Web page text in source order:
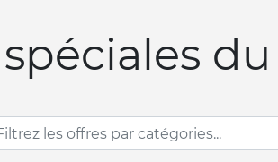
spéciales